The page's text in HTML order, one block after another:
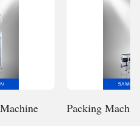
Packing